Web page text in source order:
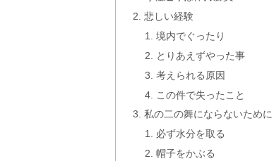
悲しい経験
境内でぐったり
とりあえずやった事
考えられる原因
この件で失ったこと
私の二の舞にならないために
必ず水分を取る
帽子をかぶる